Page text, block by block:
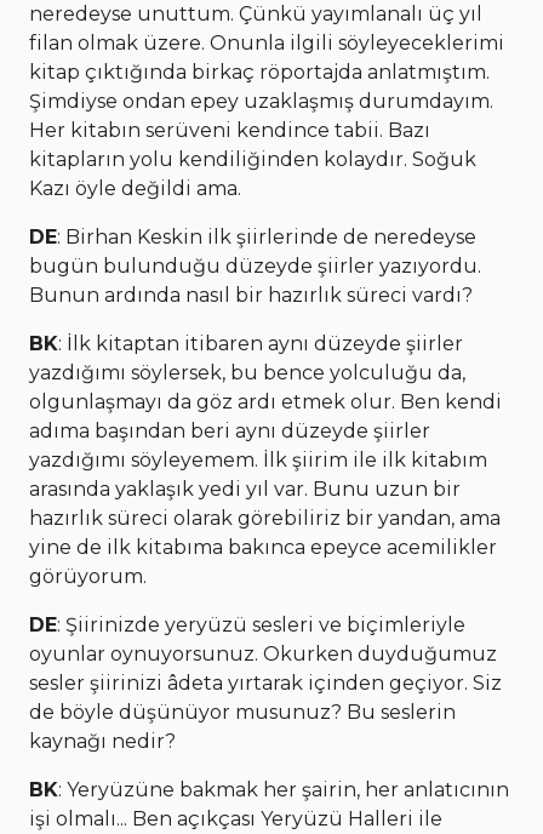
neredeyse unuttum. Çünkü yayımlanalı üç yıl
filan olmak üzere. Onunla ilgili söyleyeceklerimi
kitap çıktığında birkaç röportajda anlatmıştım.
Şimdiyse ondan epey uzaklaşmış durumdayım.
Her kitabın serüveni kendince tabii. Bazı
kitapların yolu kendiliğinden kolaydır. Soğuk
Kazı öyle değildi ama.
DE: Birhan Keskin ilk şiirlerinde de neredeyse
bugün bulunduğu düzeyde şiirler yazıyordu.
Bunun ardında nasıl bir hazırlık süreci vardı?
BK: İlk kitaptan itibaren aynı düzeyde şiirler
yazdığımı söylersek, bu bence yolculuğu da,
olgunlaşmayı da göz ardı etmek olur. Ben kendi
adıma başından beri aynı düzeyde şiirler
yazdığımı söyleyemem. İlk şiirim ile ilk kitabım
arasında yaklaşık yedi yıl var. Bunu uzun bir
hazırlık süreci olarak görebiliriz bir yandan, ama
yine de ilk kitabıma bakınca epeyce acemilikler
görüyorum.
DE: Şiirinizde yeryüzü sesleri ve biçimleriyle
oyunlar oynuyorsunuz. Okurken duyduğumuz
sesler şiirinizi âdeta yırtarak içinden geçiyor. Siz
de böyle düşünüyor musunuz? Bu seslerin
kaynağı nedir?
BK: Yeryüzüne bakmak her şairin, her anlatıcının
işi olmalı... Ben açıkçası Yeryüzü Halleri ile